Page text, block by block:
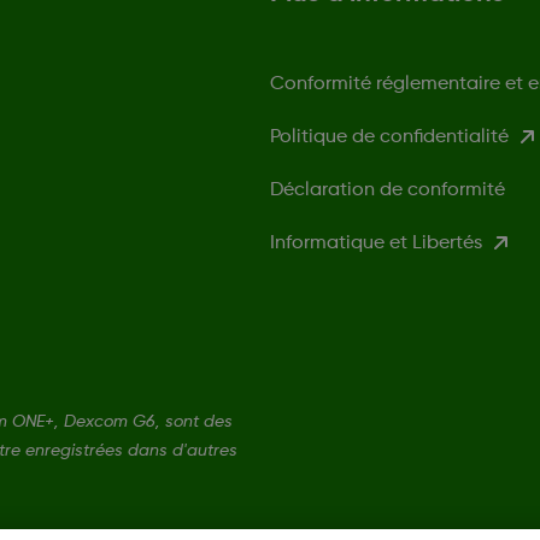
Conformité réglementaire et
Politique de confidentialité
Déclaration de conformité
Informatique et Libertés
ONE+, Dexcom G6, sont des
enregistrées dans d'autres